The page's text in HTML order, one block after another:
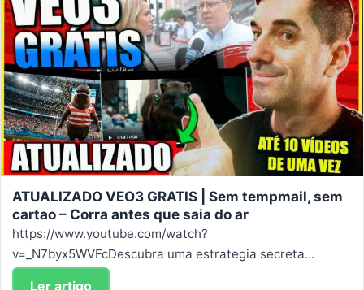
ATUALIZADO VEO3 GRATIS | Sem tempmail, sem
cartao – Corra antes que saia do ar
https://www.youtube.com/watch?
v=_N7byx5WVFcDescubra uma estrategia secreta...
Ler artigo